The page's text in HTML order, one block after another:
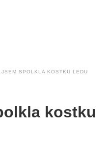
JSEM SPOLKLA KOSTKU LEDU
kostku